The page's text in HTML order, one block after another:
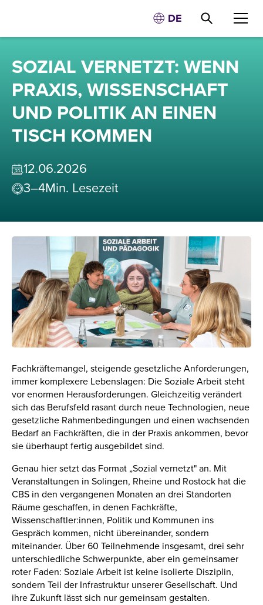
DE
SOZIAL VERNETZT: WENN
PRAXIS, WISSENSCHAFT
UND POLITIK AN EINEN
TISCH KOMMEN
12.06.2026
3–4Min. Lesezeit
Fachkräftemangel, steigende gesetzliche Anforderungen,
immer komplexere Lebenslagen: Die Soziale Arbeit steht
vor enormen Herausforderungen. Gleichzeitig verändert
sich das Berufsfeld rasant durch neue Technologien, neue
gesetzliche Rahmenbedingungen und einen wachsenden
Bedarf an Fachkräften, die in der Praxis ankommen, bevor
sie überhaupt fertig ausgebildet sind.
Genau hier setzt das Format „Sozial vernetzt" an. Mit
Veranstaltungen in Solingen, Rheine und Rostock hat die
CBS in den vergangenen Monaten an drei Standorten
Räume geschaffen, in denen Fachkräfte,
Wissenschaftler:innen, Politik und Kommunen ins
Gespräch kommen, nicht übereinander, sondern
miteinander. Über 60 Teilnehmende insgesamt, drei sehr
unterschiedliche Schwerpunkte, aber ein gemeinsamer
roter Faden: Soziale Arbeit ist keine isolierte Disziplin,
sondern Teil der Infrastruktur unserer Gesellschaft. Und
ihre Zukunft lässt sich nur gemeinsam gestalten.